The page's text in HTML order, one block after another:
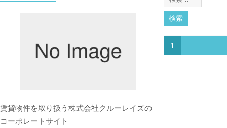
賃貸物件を取り扱う株式会社クルーレイズの
コーポレートサイト
1